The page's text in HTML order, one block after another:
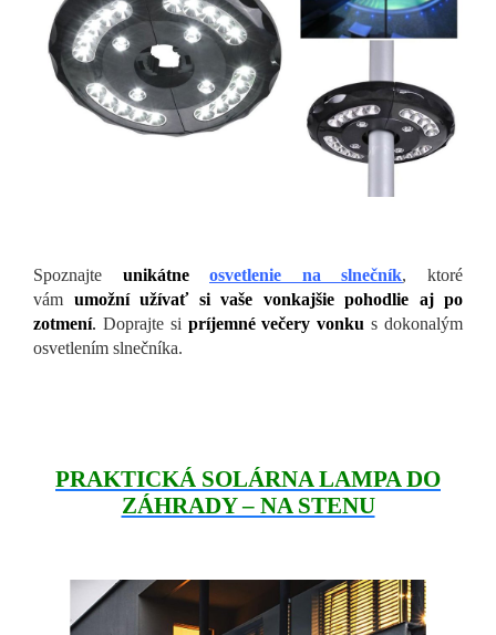
Spoznajte unikátne osvetlenie na slnečník, ktoré
vám umožní užívať si vaše vonkajšie pohodlie aj po
zotmení. Doprajte si príjemné večery vonku s dokonalým
osvetlením slnečníka.
PRAKTICKÁ SOLÁRNA LAMPA DO
ZÁHRADY – NA STENU